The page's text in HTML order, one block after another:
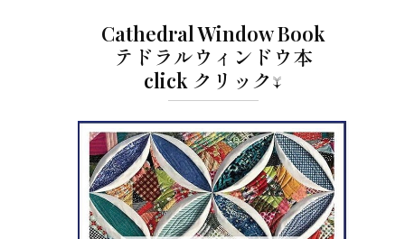
Cathedral Window Book
テドラルウィンドウ本
click クリック↓